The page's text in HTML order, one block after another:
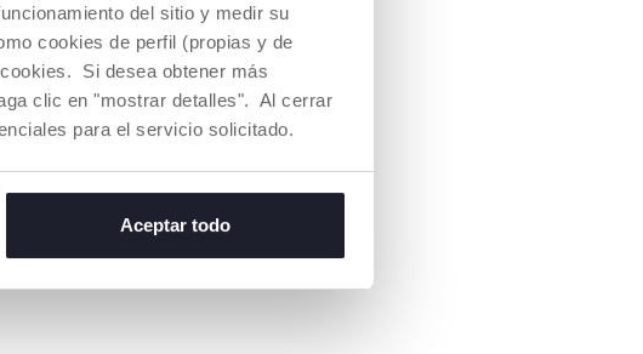
del sitio y medir su
cookies de perfil (propias y de
Si desea obtener más
clic en "mostrar detalles". Al cerrar
para el servicio solicitado.
Aceptar todo
manillar y el asiento son
y ajustables
adaptarse a la altura del
o la niña según su